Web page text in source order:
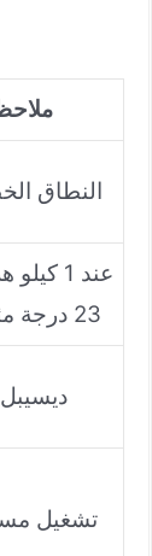
النطاق
عند 1
23 درجة مئوية
±3 ديسيبل
تشغيل